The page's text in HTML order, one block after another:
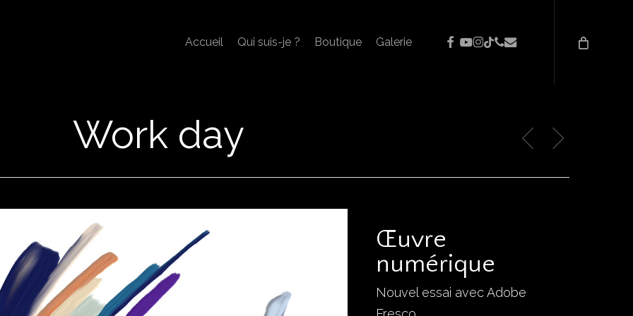
Accueil Qui suis-je ? Boutique Galerie facebook
youtube
instagram
tiktok
phone
email
Work day
Œuvre
numérique
Nouvel essai avec Adobe